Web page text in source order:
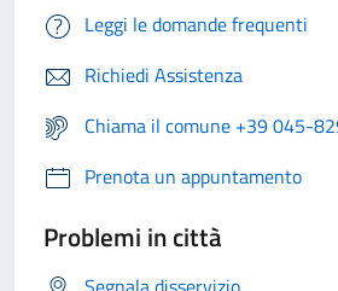
Leggi le domande frequenti
Richiedi Assistenza
Chiama il comune +39 045-
Prenota un appuntamento
Problemi in città